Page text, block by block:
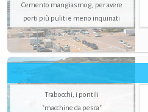
Cemento mangiasmog, per avere
porti più puliti e meno inquinati
Trabocchi, i pontili
"macchine da pesca"